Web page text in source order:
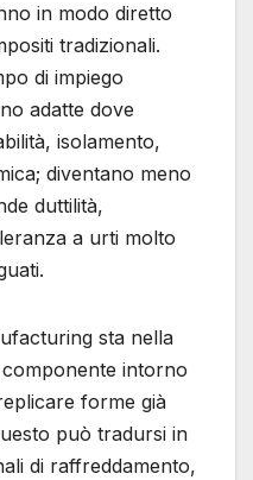
in modo diretto
tradizionali.
di impiego
adatte dove
isolamento,
diventano meno
duttilità,
a urti molto
sta nella
intorno
forme già
può tradursi in
di raffreddamento,